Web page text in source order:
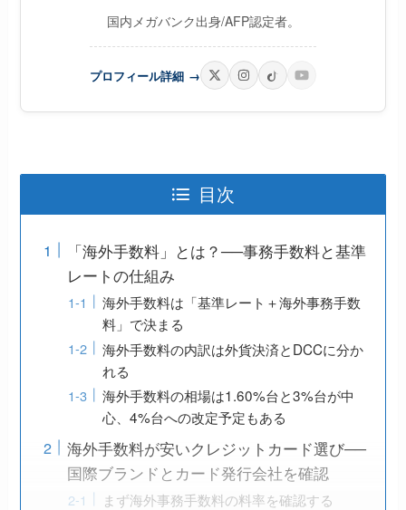
国内メガバンク出身/AFP認定者。
プロフィール詳細 →
目次
「海外手数料」とは？──事務手数料と基準
レートの仕組み
海外手数料は「基準レート＋海外事務手数
料」で決まる
海外手数料の内訳は外貨決済とDCCに分か
れる
海外手数料の相場は1.60%台と3%台が中
心、4%台への改定予定もある
海外手数料が安いクレジットカード選び──
国際ブランドとカード発行会社を確認
まず海外事務手数料の料率を確認する